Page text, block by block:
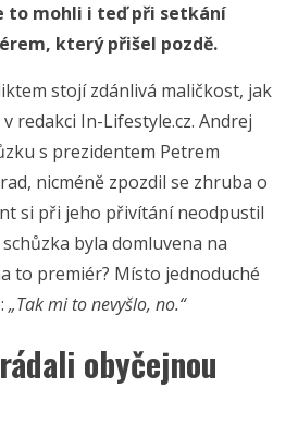
to mohli i teď při setkání
který přišel pozdě.
stojí zdánlivá maličkost, jak
redakci In-Lifestyle.cz. Andrej
s prezidentem Petrem
nicméně zpozdil se zhruba o
si při jeho přivítání neodpustil
byla domluvena na
to premiér? Místo jednoduché
„Tak mi to nevyšlo, no.“
obyčejnou